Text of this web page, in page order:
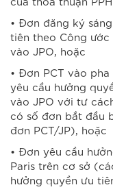
• Đơn đăng ký
tiên theo Công
vào JPO, hoặc
• Đơn PCT vào
yêu cầu hưởng
vào JPO với tư
có số đơn bắt đầu
đơn PCT/JP), hoặc
• Đơn yêu cầu
Paris trên cơ sở
hưởng quyền ưu